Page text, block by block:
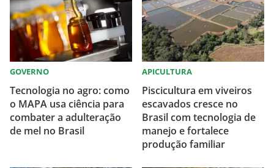
GOVERNO
Tecnologia no agro: como
o MAPA usa ciência para
combater a adulteração
de mel no Brasil
APICULTURA
Piscicultura em viveiros
escavados cresce no
Brasil com tecnologia de
manejo e fortalece
produção familiar